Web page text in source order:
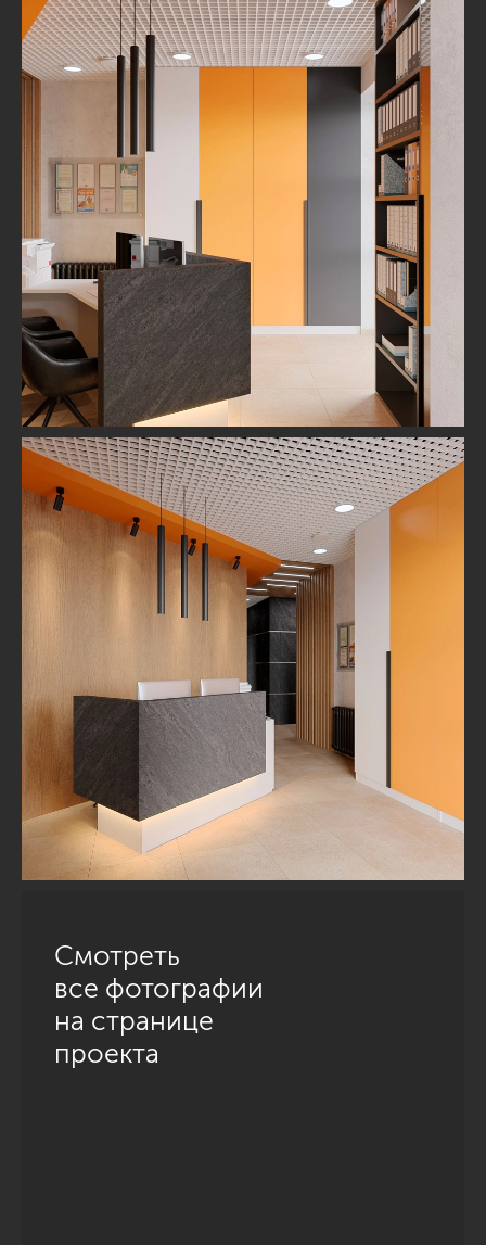
Смотреть
все фотографии
на странице
проекта